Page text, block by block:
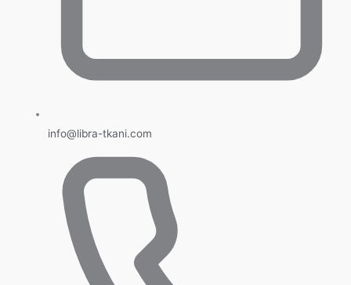
info@libra-tkani.com